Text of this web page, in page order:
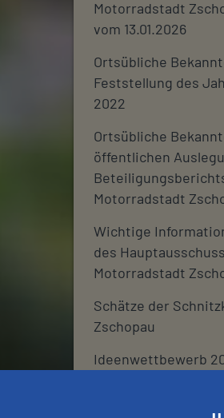
Motorradstadt
vom 13.01.2026
Ortsübliche
Feststellung des
2022
Ortsübliche
öffentlichen
Motorradstadt
Wichtige
des
Motorradstadt
Schätze der
Zschopau
Ideenwettbewerb
Stadtjournal 2026: